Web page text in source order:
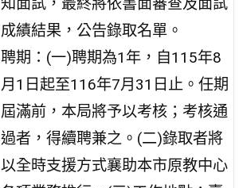
成績結果，公告錄取名單。
聘期：(一)聘期為1年，自115年8
月1日起至116年7月31日止。任期
屆滿前，本局將予以考核；考核通
過者，得續聘兼之。(二)錄取者將
以全時支援方式襄助本市原教中心